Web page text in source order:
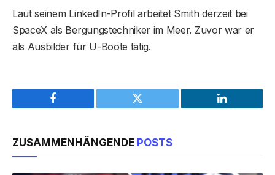
Laut seinem LinkedIn-Profil arbeitet Smith derzeit bei
SpaceX als Bergungstechniker im Meer. Zuvor war er
als Ausbilder für U-Boote tätig.
Facebook Twitter LinkedIn
ZUSAMMENHÄNGENDE POSTS